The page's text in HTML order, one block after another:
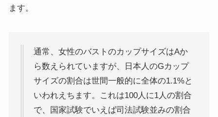
ます。
通常、女性のバストのカップサイズはAか
ら数えられていますが、日本人のGカップ
サイズの割合は世間一般的に全体の1.1%と
いわれえちます。これは100人に1人の割合
で、国家試験でいえば司法試験並みの割合